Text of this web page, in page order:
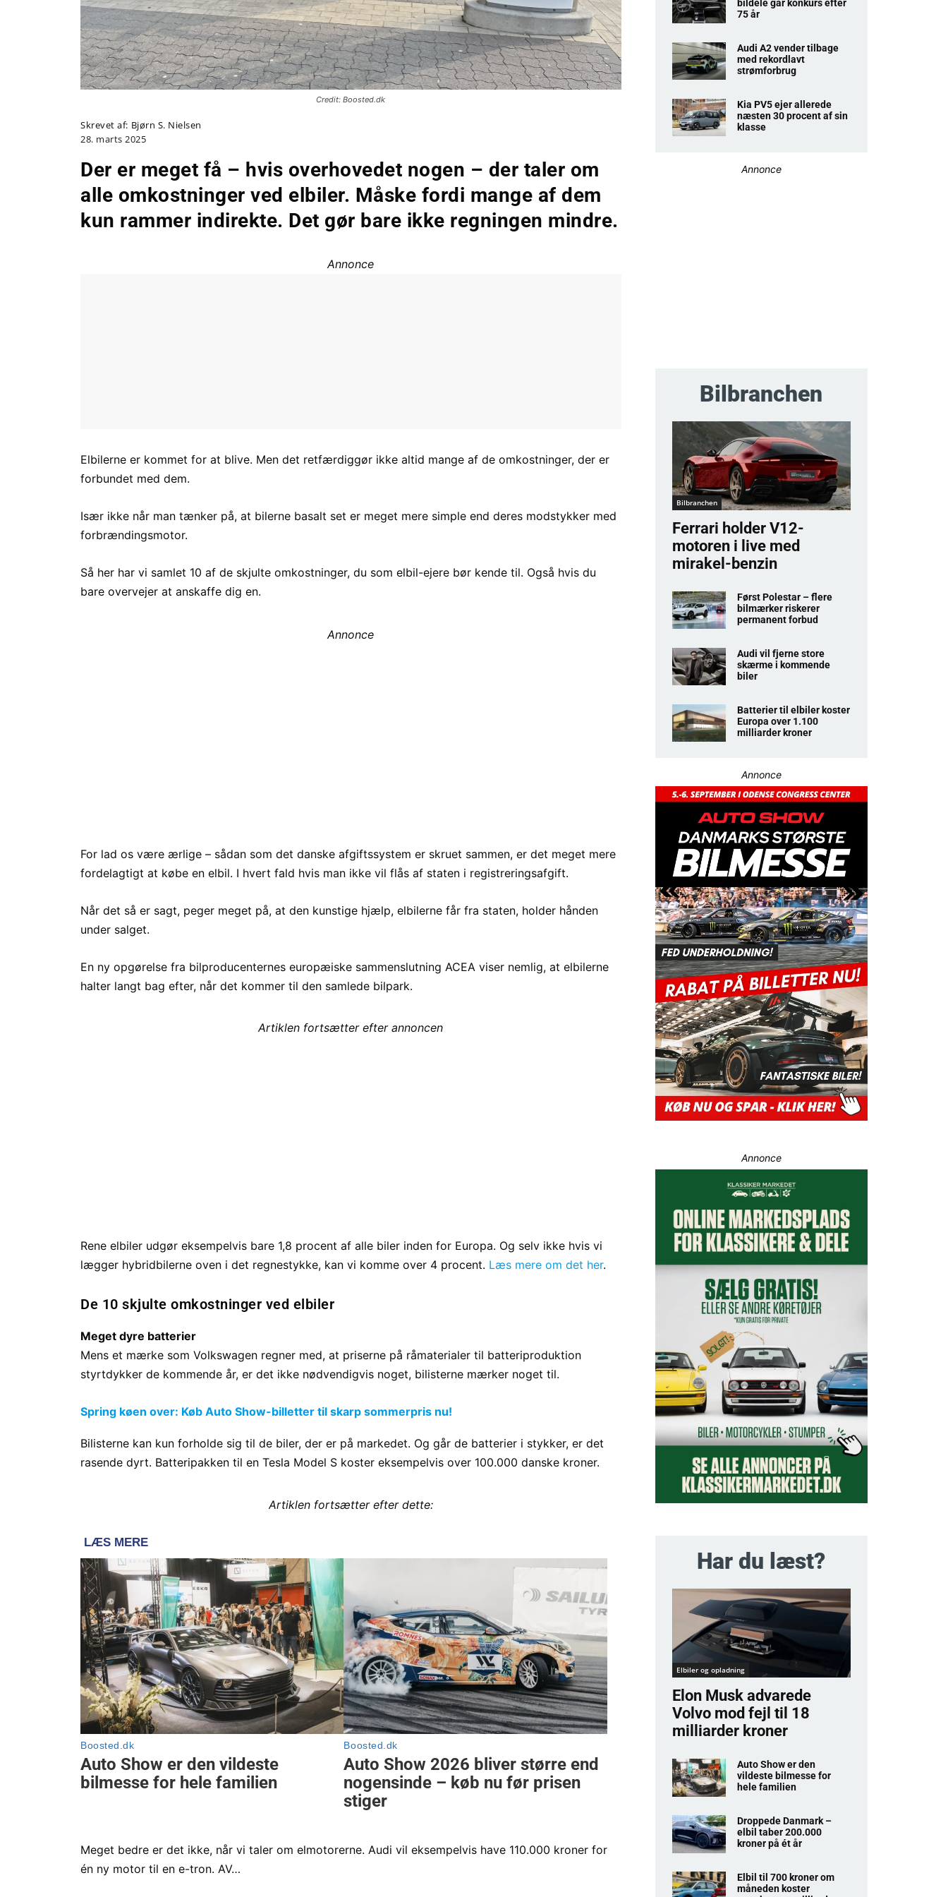
Credit: Boosted.dk
Skrevet af: Bjørn S. Nielsen
28. marts 2025
Der er meget få – hvis overhovedet nogen – der taler om
alle omkostninger ved elbiler. Måske fordi mange af dem
kun rammer indirekte. Det gør bare ikke regningen mindre.
Annonce
Elbilerne er kommet for at blive. Men det retfærdiggør ikke altid mange af de omkostninger, der er
forbundet med dem.
Især ikke når man tænker på, at bilerne basalt set er meget mere simple end deres modstykker med
forbrændingsmotor.
Så her har vi samlet 10 af de skjulte omkostninger, du som elbil-ejere bør kende til. Også hvis du
bare overvejer at anskaffe dig en.
Annonce
For lad os være ærlige – sådan som det danske afgiftssystem er skruet sammen, er det meget mere
fordelagtigt at købe en elbil. I hvert fald hvis man ikke vil flås af staten i registreringsafgift.
Når det så er sagt, peger meget på, at den kunstige hjælp, elbilerne får fra staten, holder hånden
under salget.
En ny opgørelse fra bilproducenternes europæiske sammenslutning ACEA viser nemlig, at elbilerne
halter langt bag efter, når det kommer til den samlede bilpark.
Artiklen fortsætter efter annoncen
Rene elbiler udgør eksempelvis bare 1,8 procent af alle biler inden for Europa. Og selv ikke hvis vi
lægger hybridbilerne oven i det regnestykke, kan vi komme over 4 procent. Læs mere om det her.
De 10 skjulte omkostninger ved elbiler
Meget dyre batterier
Mens et mærke som Volkswagen regner med, at priserne på råmaterialer til batteriproduktion
styrtdykker de kommende år, er det ikke nødvendigvis noget, bilisterne mærker noget til.
Spring køen over: Køb Auto Show-billetter til skarp sommerpris nu!
Bilisterne kan kun forholde sig til de biler, der er på markedet. Og går de batterier i stykker, er det
rasende dyrt. Batteripakken til en Tesla Model S koster eksempelvis over 100.000 danske kroner.
Artiklen fortsætter efter dette:
Meget bedre er det ikke, når vi taler om elmotorerne. Audi vil eksempelvis have 110.000 kroner for
én ny motor til en e-tron. AV…
bildele går konkurs efter
75 år
Audi A2 vender tilbage
med rekordlavt
strømforbrug
Kia PV5 ejer allerede
næsten 30 procent af sin
klasse
Annonce
Bilbranchen
Bilbranchen
Ferrari holder V12-
motoren i live med
mirakel-benzin
Først Polestar – flere
bilmærker riskerer
permanent forbud
Audi vil fjerne store
skærme i kommende
biler
Batterier til elbiler koster
Europa over 1.100
milliarder kroner
Annonce
Annonce
Har du læst?
Elbiler og opladning
Elon Musk advarede
Volvo mod fejl til 18
milliarder kroner
Auto Show er den
vildeste bilmesse for
hele familien
Droppede Danmark –
elbil taber 200.000
kroner på ét år
Elbil til 700 kroner om
måneden koster